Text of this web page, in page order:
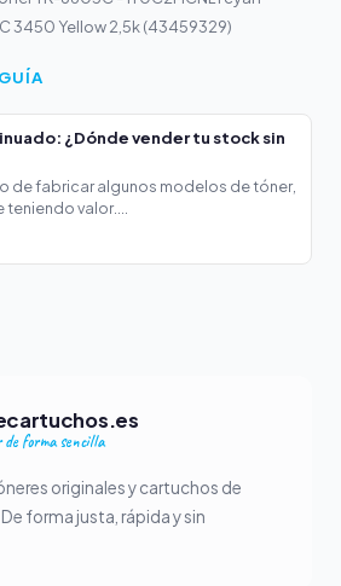
3450 Yellow 2,5k (43459329)
¿Dónde vender tu stock sin
de fabricar algunos modelos de tóner,
valor....
forma sencilla
originales y cartuchos de
forma justa, rápida y sin